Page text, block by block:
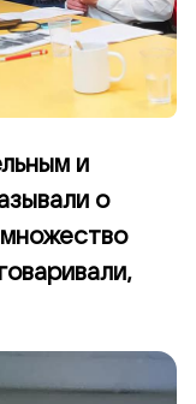
и
о